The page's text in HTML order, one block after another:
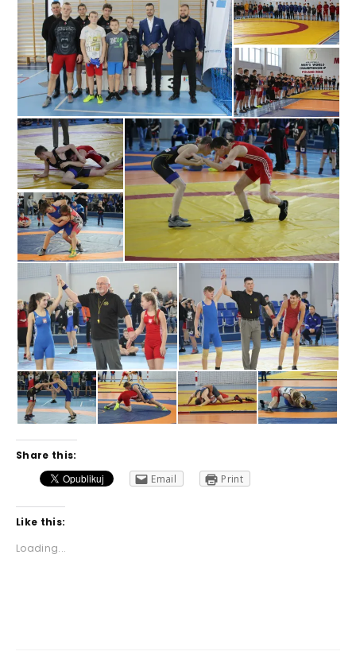
Share this:
Email
Print
Like this:
Loading...